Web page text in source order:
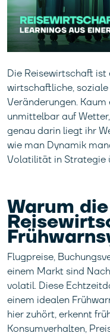
Die Reisewirtschaft
wirtschaftliche,
Veränderungen.
unmittelbar auf
genau darin liegt ihr
wie man Dynamik
Volatilität in Strategie
Warum die
Flugpreise,
einem Markt sind
volatil. Diese
einem idealen
hier zuhört, erkennt
Konsumverhalten,